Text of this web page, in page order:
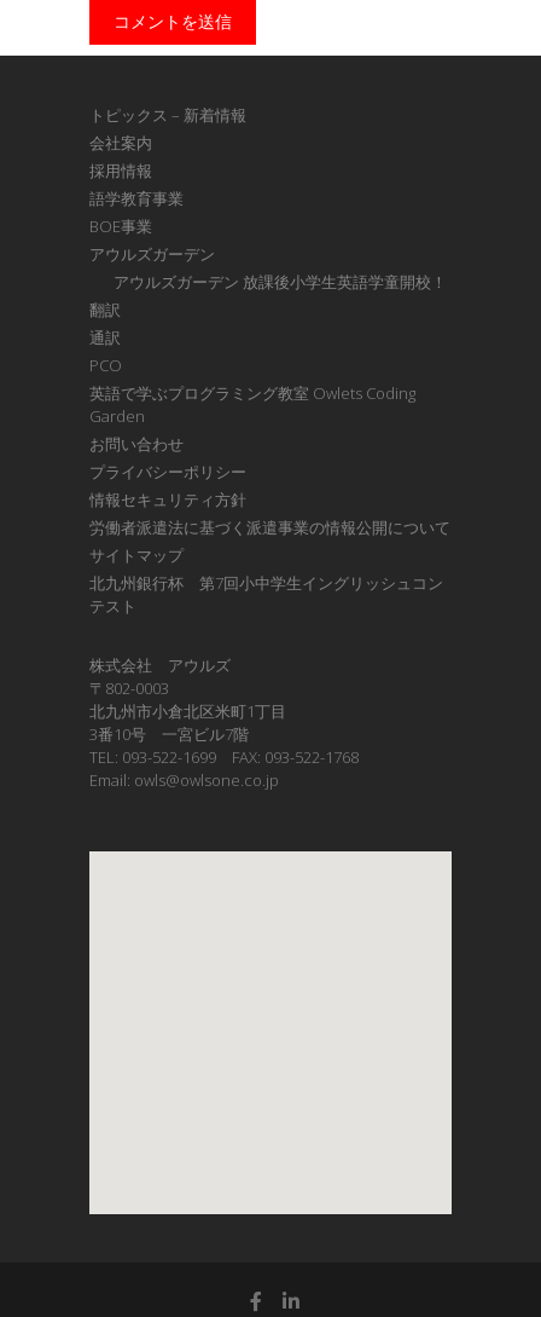
トピックス – 新着情報
会社案内
採用情報
語学教育事業
BOE事業
アウルズガーデン
アウルズガーデン 放課後小学生英語学童開校！
翻訳
通訳
PCO
英語で学ぶプログラミング教室 Owlets Coding
Garden
お問い合わせ
プライバシーポリシー
情報セキュリティ方針
労働者派遣法に基づく派遣事業の情報公開について
サイトマップ
北九州銀行杯 第7回小中学生イングリッシュコン
テスト
株式会社 アウルズ
〒802-0003
北九州市小倉北区米町1丁目
3番10号 一宮ビル7階
TEL: 093-522-1699 FAX: 093-522-1768
Email: owls@owlsone.co.jp